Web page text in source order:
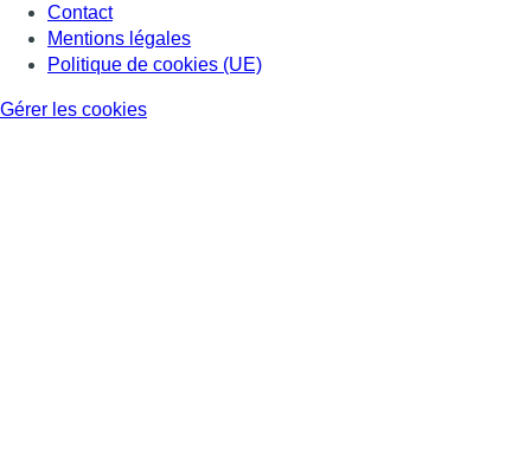
Contact
Mentions légales
Politique de cookies (UE)
Gérer les cookies